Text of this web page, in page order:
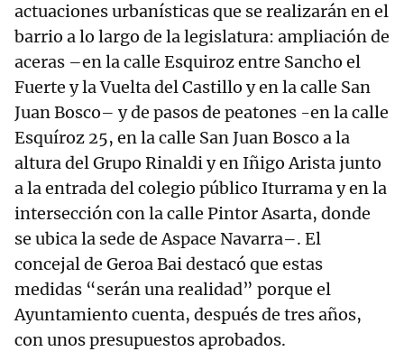
actuaciones urbanísticas que se realizarán en el
barrio a lo largo de la legislatura: ampliación de
aceras –en la calle Esquiroz entre Sancho el
Fuerte y la Vuelta del Castillo y en la calle San
Juan Bosco– y de pasos de peatones -en la calle
Esquíroz 25, en la calle San Juan Bosco a la
altura del Grupo Rinaldi y en Iñigo Arista junto
a la entrada del colegio público Iturrama y en la
intersección con la calle Pintor Asarta, donde
se ubica la sede de Aspace Navarra–. El
concejal de Geroa Bai destacó que estas
medidas “serán una realidad” porque el
Ayuntamiento cuenta, después de tres años,
con unos presupuestos aprobados.